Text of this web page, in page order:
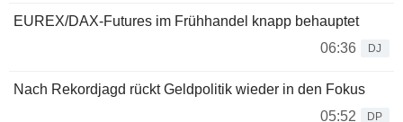
EUREX/DAX-Futures im Frühhandel knapp behauptet
06:36
DJ
Nach Rekordjagd rückt Geldpolitik wieder in den Fokus
05:52
DP